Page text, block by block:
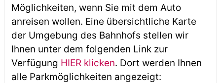
Möglichkeiten, wenn Sie mit dem Auto
anreisen wollen. Eine übersichtliche Karte
der Umgebung des Bahnhofs stellen wir
Ihnen unter dem folgenden Link zur
Verfügung HIER klicken. Dort werden Ihnen
alle Parkmöglichkeiten angezeigt: